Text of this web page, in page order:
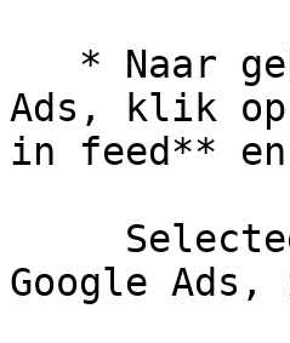
Ads, klik
in feed**
Google